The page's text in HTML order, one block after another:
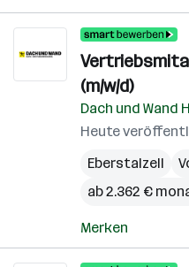
(m/w/d)
Dach und Wand
Heute
Eberstalzell
ab 2.362 €
Merken